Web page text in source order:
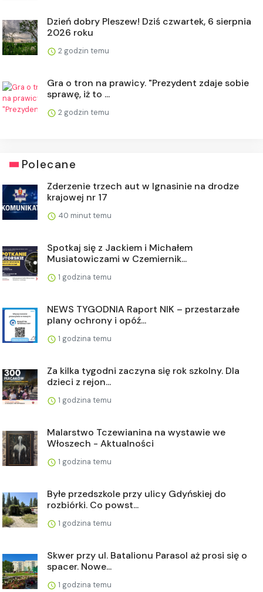
Dzień dobry Pleszew! Dziś czwartek, 6 sierpnia
2026 roku
2 godzin temu
Gra o tron na prawicy. "Prezydent zdaje sobie
sprawę, iż to ...
2 godzin temu
Polecane
Zderzenie trzech aut w Ignasinie na drodze
krajowej nr 17
40 minut temu
Spotkaj się z Jackiem i Michałem
Musiatowiczami w Czemiernik...
1 godzina temu
NEWS TYGODNIA Raport NIK – przestarzałe
plany ochrony i opóź...
1 godzina temu
Za kilka tygodni zaczyna się rok szkolny. Dla
dzieci z rejon...
1 godzina temu
Malarstwo Tczewianina na wystawie we
Włoszech - Aktualności
1 godzina temu
Byłe przedszkole przy ulicy Gdyńskiej do
rozbiórki. Co powst...
1 godzina temu
Skwer przy ul. Batalionu Parasol aż prosi się o
spacer. Nowe...
1 godzina temu